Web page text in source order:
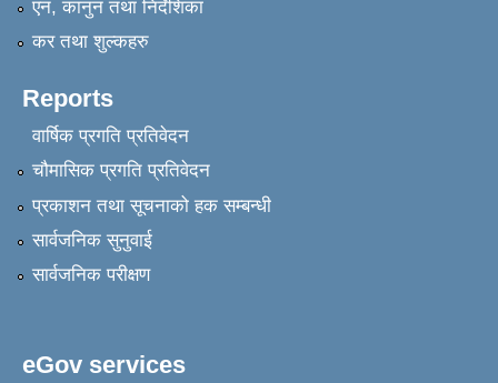
एन, कानुन तथा निर्देशिका
कर तथा शुल्कहरु
Reports
वार्षिक प्रगति प्रतिवेदन
चौमासिक प्रगति प्रतिवेदन
प्रकाशन तथा सूचनाको हक सम्बन्धी
सार्वजनिक सुनुवाई
सार्वजनिक परीक्षण
eGov services